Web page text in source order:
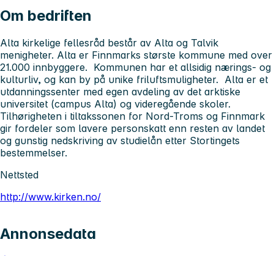
Om bedriften
Alta kirkelige fellesråd består av Alta og Talvik
menigheter. Alta er Finnmarks største kommune med over
21.000 innbyggere. Kommunen har et allsidig nærings- og
kulturliv, og kan by på unike friluftsmuligheter. Alta er et
utdanningssenter med egen avdeling av det arktiske
universitet (campus Alta) og videregående skoler.
Tilhørigheten i tiltakssonen for Nord-Troms og Finnmark
gir fordeler som lavere personskatt enn resten av landet
og gunstig nedskriving av studielån etter Stortingets
bestemmelser.
Nettsted
http://www.kirken.no/
Annonsedata